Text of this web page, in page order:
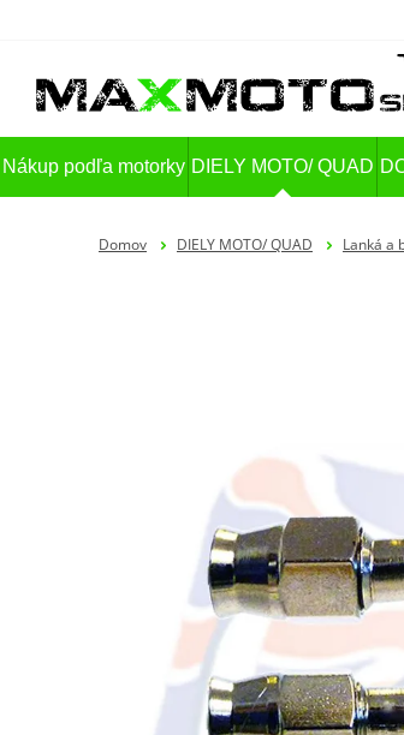
Nákup podľa motorky DIELY MOTO/ QUAD
Domov DIELY MOTO/ QUAD Lanká a